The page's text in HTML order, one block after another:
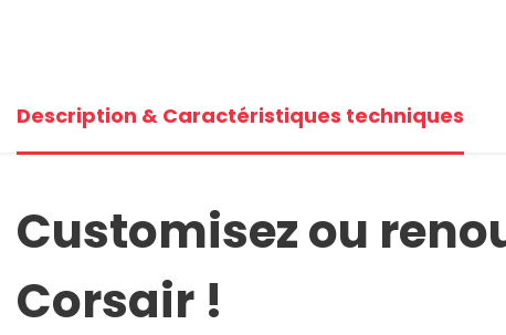
Description & Caractéristiques techniques
Customisez ou
Corsair !